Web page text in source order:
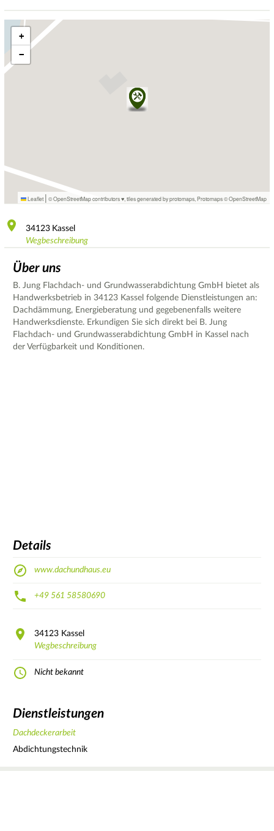
+
−
Leaflet | © OpenStreetMap contributors ♥, tiles generated by protomaps Protomaps©OpenStreetMap
34123 Kassel
Wegbeschreibung
Über uns
B. Jung Flachdach- und Grundwasserabdichtung GmbH bietet als
Handwerksbetrieb in 34123 Kassel folgende Dienstleistungen an:
Dachdämmung, Energieberatung und gegebenenfalls weitere
Handwerksdienste. Erkundigen Sie sich direkt bei B. Jung
Flachdach- und Grundwasserabdichtung GmbH in Kassel nach
der Verfügbarkeit und Konditionen.
Details
www.dachundhaus.eu
+49 561 58580690
34123 Kassel
Wegbeschreibung
Nicht bekannt
Dienstleistungen
Dachdeckerarbeit
Abdichtungstechnik